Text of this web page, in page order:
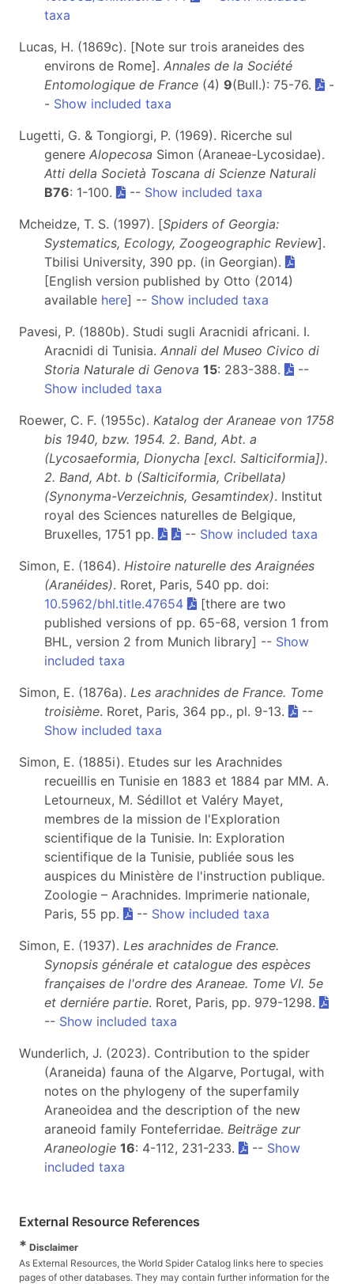
taxa
Lucas, H. (1869c). [Note sur trois araneides des
environs de Rome]. Annales de la Société
Entomologique de France (4) 9(Bull.): 75-76.
-
- Show included taxa
Lugetti, G. & Tongiorgi, P. (1969). Ricerche sul
genere Alopecosa Simon (Araneae-Lycosidae).
Atti della Società Toscana di Scienze Naturali
B76: 1-100. -- Show included taxa
Mcheidze, T. S. (1997). [Spiders of Georgia:
Systematics, Ecology, Zoogeographic Review].
Tbilisi University, 390 pp. (in Georgian).
[English version published by Otto (2014)
available here] -- Show included taxa
Pavesi, P. (1880b). Studi sugli Aracnidi africani. I.
Aracnidi di Tunisia. Annali del Museo Civico di
Storia Naturale di Genova 15: 283-388.
--
Show included taxa
Roewer, C. F. (1955c). Katalog der Araneae von 1758
bis 1940, bzw. 1954. 2. Band, Abt. a
(Lycosaeformia, Dionycha [excl. Salticiformia]).
2. Band, Abt. b (Salticiformia, Cribellata)
(Synonyma-Verzeichnis, Gesamtindex). Institut
royal des Sciences naturelles de Belgique,
Bruxelles, 1751 pp.
-- Show included taxa
Simon, E. (1864). Histoire naturelle des Araignées
(Aranéides). Roret, Paris, 540 pp. doi:
10.5962/bhl.title.47654
[there are two
published versions of pp. 65-68, version 1 from
BHL, version 2 from Munich library] -- Show
included taxa
Simon, E. (1876a). Les arachnides de France. Tome
troisième. Roret, Paris, 364 pp., pl. 9-13.
--
Show included taxa
Simon, E. (1885i). Etudes sur les Arachnides
recueillis en Tunisie en 1883 et 1884 par MM. A.
Letourneux, M. Sédillot et Valéry Mayet,
membres de la mission de l'Exploration
scientifique de la Tunisie. In: Exploration
scientifique de la Tunisie, publiée sous les
auspices du Ministère de l'instruction publique.
Zoologie – Arachnides. Imprimerie nationale,
Paris, 55 pp.
-- Show included taxa
Simon, E. (1937). Les arachnides de France.
Synopsis générale et catalogue des espèces
françaises de l'ordre des Araneae. Tome VI. 5e
et derniére partie. Roret, Paris, pp. 979-1298.
-- Show included taxa
Wunderlich, J. (2023). Contribution to the spider
(Araneida) fauna of the Algarve, Portugal, with
notes on the phylogeny of the superfamily
Araneoidea and the description of the new
araneoid family Fonteferridae. Beiträge zur
Araneologie 16: 4-112, 231-233. -- Show
included taxa
External Resource References
* Disclaimer
As External Resources, the World Spider Catalog links here to species
pages of other databases. They may contain further information for the